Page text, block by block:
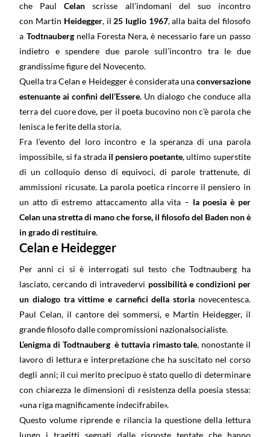
che PaulCelan scrisse all’indomani del suo incontro
con Martin Heidegger, il 25 luglio 1967, alla baita del filosofo
a Todtnaubergnella Foresta Nera, è necessario fare un passo
indietro e spendere due parole sull’incontro tra le due
grandissime figure del Novecento.
Quella tra Celan e Heidegger è considerata unaconversazione
estenuante ai confini dell’Essere. Un dialogo che conduce alla
terra del cuore dove, per il poeta bucovino non c’è parola che
lenisca le ferite della storia.
Fra l’evento del loro incontro e la speranza di una parola
impossibile, si fa strada il pensiero poetante, ultimo superstite
di un colloquio denso di equivoci, di parole trattenute, di
ammissioni ricusate. La parola poetica rincorre il pensiero in
un atto di estremo attaccamento alla vita – la poesia è per
Celan una stretta di mano che forse, il filosofo del Baden non è
in grado di restituire.
Celan e Heidegger
Per anni ci si è interrogati sul testo che Todtnauberg ha
lasciato, cercando di intravedervi possibilità e condizioni per
un dialogo tra vittime e carnefici della storianovecentesca.
Paul Celan, il cantore dei sommersi, e Martin Heidegger, il
grande filosofo dalle compromissioni nazionalsocialiste.
L’enigma di Todtnauberg è tuttavia rimasto tale, nonostante il
lavoro di lettura e interpretazione che ha suscitato nel corso
degli anni; il cui merito precipuo è stato quello di determinare
con chiarezza le dimensioni di resistenza della poesia stessa:
«una riga magnificamente indecifrabile».
Questo volume riprende e rilancia la questione della lettura
lungo i tragitti segnati dalle risposte tentate che hanno